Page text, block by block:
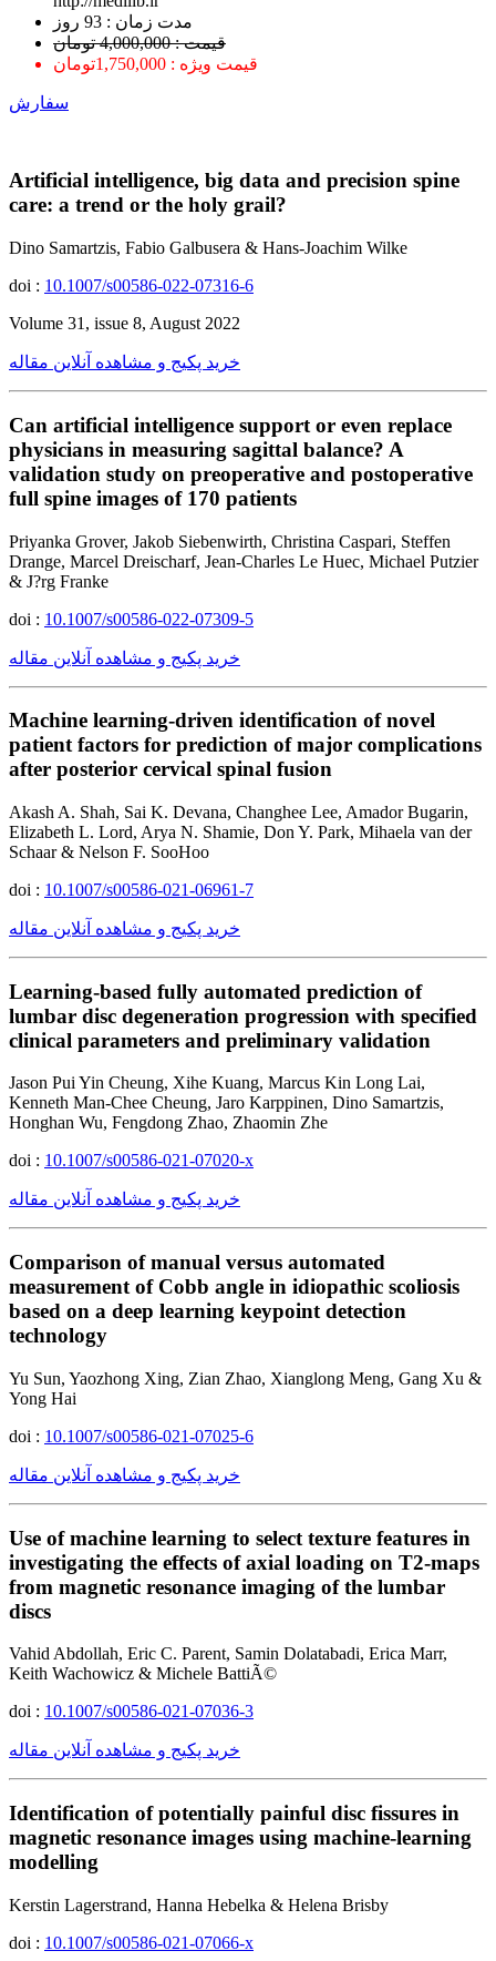
ﻣﺪﺕ ﺯﻣﺎﻥ : 93 ﺭﻭﺯ
قیمت : 4,000,000 تومان
قیمت ویژه : 1,750,000تومان
سفارش
Artificial intelligence, big data and precision spine
care: a trend or the holy grail?
Dino Samartzis, Fabio Galbusera & Hans-Joachim Wilke
doi : 10.1007/s00586-022-07316-6
Volume 31, issue 8, August 2022
خرید پکیج و مشاهده آنلاین مقاله
Can artificial intelligence support or even replace
physicians in measuring sagittal balance? A
validation study on preoperative and postoperative
full spine images of 170 patients
Priyanka Grover, Jakob Siebenwirth, Christina Caspari, Steffen
Drange, Marcel Dreischarf, Jean-Charles Le Huec, Michael Putzier
& J?rg Franke
doi : 10.1007/s00586-022-07309-5
خرید پکیج و مشاهده آنلاین مقاله
Machine learning-driven identification of novel
patient factors for prediction of major complications
after posterior cervical spinal fusion
Akash A. Shah, Sai K. Devana, Changhee Lee, Amador Bugarin,
Elizabeth L. Lord, Arya N. Shamie, Don Y. Park, Mihaela van der
Schaar & Nelson F. SooHoo
doi : 10.1007/s00586-021-06961-7
خرید پکیج و مشاهده آنلاین مقاله
Learning-based fully automated prediction of
lumbar disc degeneration progression with specified
clinical parameters and preliminary validation
Jason Pui Yin Cheung, Xihe Kuang, Marcus Kin Long Lai,
Kenneth Man-Chee Cheung, Jaro Karppinen, Dino Samartzis,
Honghan Wu, Fengdong Zhao, Zhaomin Zhe
doi : 10.1007/s00586-021-07020-x
خرید پکیج و مشاهده آنلاین مقاله
Comparison of manual versus automated
measurement of Cobb angle in idiopathic scoliosis
based on a deep learning keypoint detection
technology
Yu Sun, Yaozhong Xing, Zian Zhao, Xianglong Meng, Gang Xu &
Yong Hai
doi : 10.1007/s00586-021-07025-6
خرید پکیج و مشاهده آنلاین مقاله
Use of machine learning to select texture features in
investigating the effects of axial loading on T2-maps
from magnetic resonance imaging of the lumbar
discs
Vahid Abdollah, Eric C. Parent, Samin Dolatabadi, Erica Marr,
Keith Wachowicz & Michele BattiÃ©
doi : 10.1007/s00586-021-07036-3
خرید پکیج و مشاهده آنلاین مقاله
Identification of potentially painful disc fissures in
magnetic resonance images using machine-learning
modelling
Kerstin Lagerstrand, Hanna Hebelka & Helena Brisby
doi : 10.1007/s00586-021-07066-x